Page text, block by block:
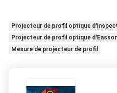
Projecteur de profil optique
Projecteur de profil optique
Mesure de projecteur de profil